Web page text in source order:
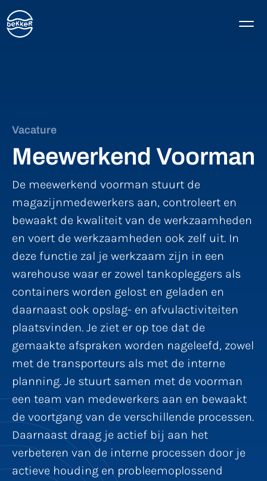
Vacature
Meewerkend Voorman
De meewerkend voorman stuurt de
magazijnmedewerkers aan, controleert en
bewaakt de kwaliteit van de werkzaamheden
en voert de werkzaamheden ook zelf uit. In
deze functie zal je werkzaam zijn in een
warehouse waar er zowel tankopleggers als
containers worden gelost en geladen en
daarnaast ook opslag- en afvulactiviteiten
plaatsvinden. Je ziet er op toe dat de
gemaakte afspraken worden nageleefd, zowel
met de transporteurs als met de interne
planning. Je stuurt samen met de voorman
een team van medewerkers aan en bewaakt
de voortgang van de verschillende processen.
Daarnaast draag je actief bij aan het
verbeteren van de interne processen door je
actieve houding en probleemoplossend